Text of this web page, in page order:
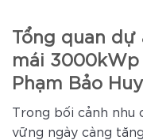
Tổng quan
mái
Phạm Bảo Huy
Trong bối cảnh nhu
vững ngày càng